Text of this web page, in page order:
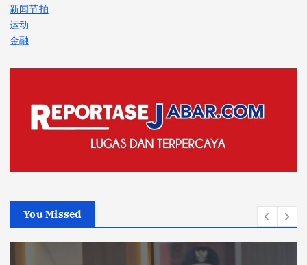
新闻节拍
运动
金融
You Missed